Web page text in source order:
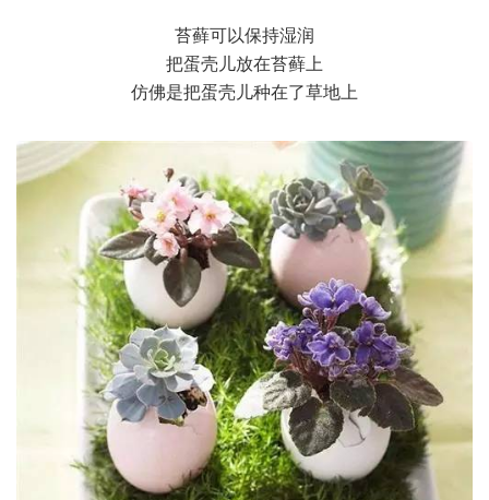
苔藓可以保持湿润
把蛋壳儿放在苔藓上
仿佛是把蛋壳儿种在了草地上